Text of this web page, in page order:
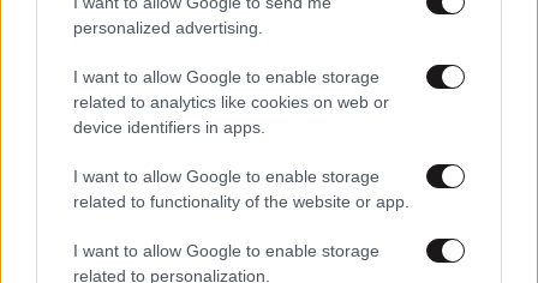
personalized advertising.
I want to allow Google to enable storage
related to analytics like cookies on web or
device identifiers in apps.
I want to allow Google to enable storage
related to functionality of the website or app.
I want to allow Google to enable storage
related to personalization.